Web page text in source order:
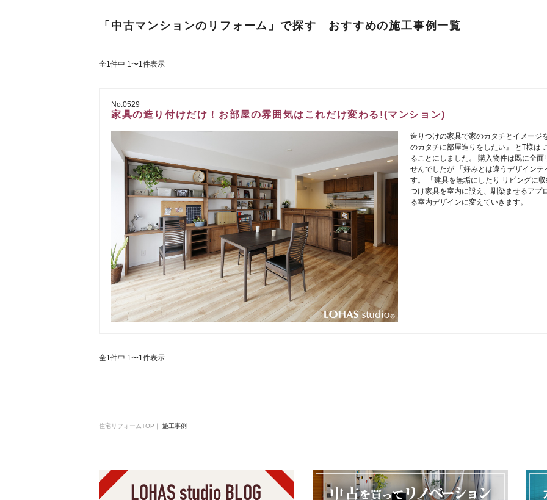
「中古マンションのリフォーム」で探す おすすめの施工事例一覧
全1件中 1〜1件表示
No.0529
家具の造り付けだけ！お部屋の雰囲気はこれだけ変わる!(マンション)
造りつけの家具で家のカタチとイメージ
のカタチに部屋造りをしたい』 とT様は
ることにしました。 購入物件は既に全
せんでしたが 「好みとは違うデザイン
す。 「建具を無垢にしたり リビングに
つけ家具を室内に設え、馴染ませるアプ
る室内デザインに変えていきます。
全1件中 1〜1件表示
住宅リフォームTOP ｜ 施工事例